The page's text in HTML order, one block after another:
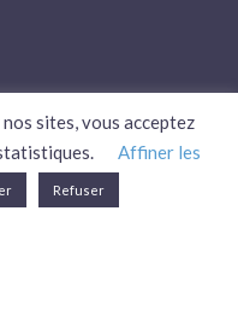
sites, vous acceptez
Affiner les
Refuser